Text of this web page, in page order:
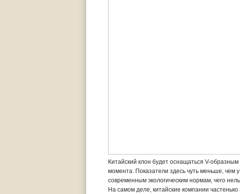
Китайский клон будет оснащаться V-
момента. Показатели здесь чуть меньше, чем
современным экологическим нормам, чего
На самом деле, китайские компании